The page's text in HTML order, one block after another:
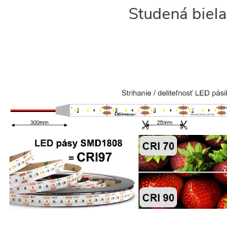
Studená biela